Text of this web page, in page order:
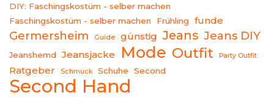
DIY: Faschingskostüm - selber machen
Faschingskostüm - selber machen
Frühling funde
Germersheim Guide günstig Jeans Jeans DIY
Jeanshemd Jeansjacke Mode Outfit Party Outfit
Ratgeber Schmuck Schuhe Second
Second Hand